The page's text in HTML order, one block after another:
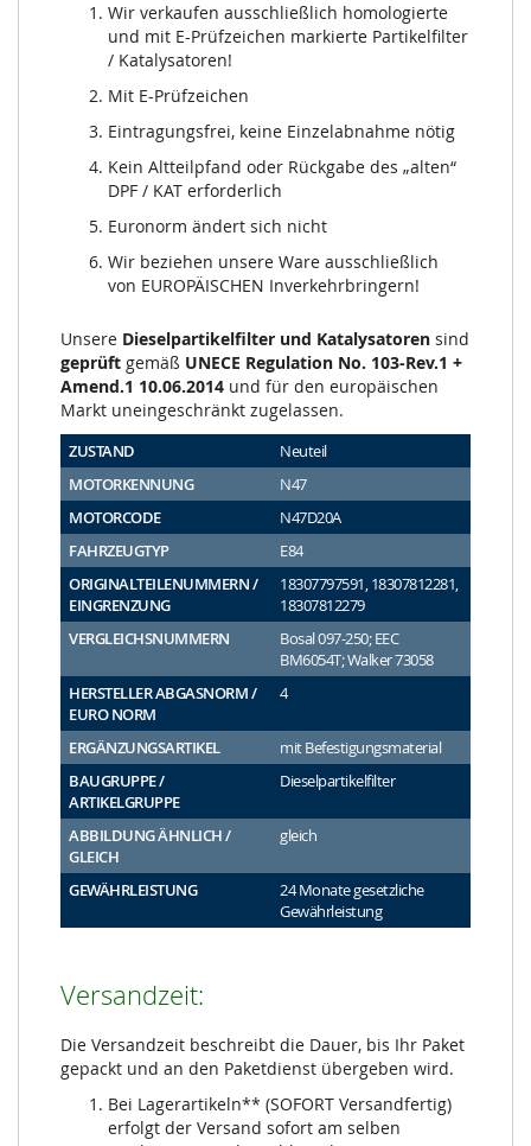
Wir verkaufen ausschließlich homologierte
und mit E-Prüfzeichen markierte Partikelfilter
/ Katalysatoren!
Mit E-Prüfzeichen
Eintragungsfrei, keine Einzelabnahme nötig
Kein Altteilpfand oder Rückgabe des „alten“
DPF / KAT erforderlich
Euronorm ändert sich nicht
Wir beziehen unsere Ware ausschließlich
von EUROPÄISCHEN Inverkehrbringern!
Unsere Dieselpartikelfilter und Katalysatoren sind
geprüft gemäß UNECE Regulation No. 103-Rev.1 +
Amend.1 10.06.2014 und für den europäischen
Markt uneingeschränkt zugelassen.
ZUSTAND
Neuteil
MOTORKENNUNG
N47
MOTORCODE
N47D20A
FAHRZEUGTYP
E84
ORIGINALTEILENUMMERN /
EINGRENZUNG
18307797591, 18307812281,
18307812279
VERGLEICHSNUMMERN
Bosal 097-250; EEC
BM6054T; Walker 73058
HERSTELLER ABGASNORM /
EURO NORM
4
ERGÄNZUNGSARTIKEL
mit Befestigungsmaterial
BAUGRUPPE /
ARTIKELGRUPPE
Dieselpartikelfilter
ABBILDUNG ÄHNLICH /
GLEICH
gleich
GEWÄHRLEISTUNG
24 Monate gesetzliche
Gewährleistung
Versandzeit:
Die Versandzeit beschreibt die Dauer, bis Ihr Paket
gepackt und an den Paketdienst übergeben wird.
Bei Lagerartikeln** (SOFORT Versandfertig)
erfolgt der Versand sofort am selben